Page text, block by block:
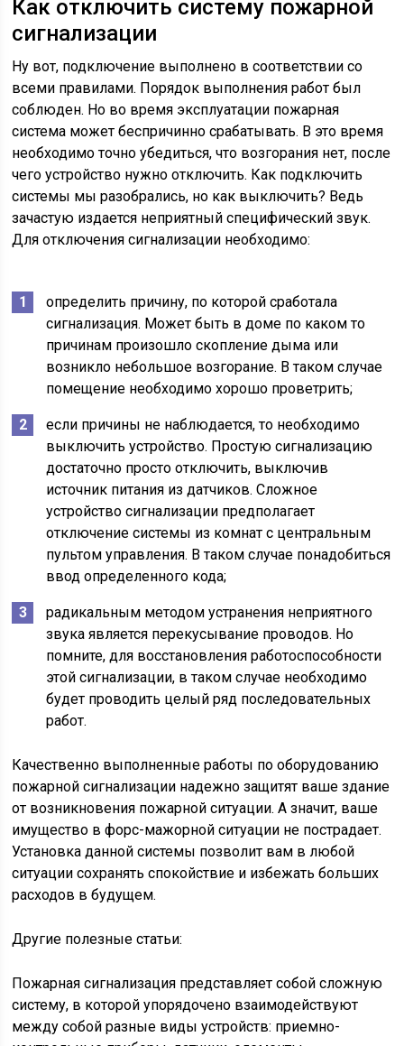
Как отключить систему пожарной
сигнализации
Ну вот, подключение выполнено в соответствии со
всеми правилами. Порядок выполнения работ был
соблюден. Но во время эксплуатации пожарная
система может беспричинно срабатывать. В это время
необходимо точно убедиться, что возгорания нет, после
чего устройство нужно отключить. Как подключить
системы мы разобрались, но как выключить? Ведь
зачастую издается неприятный специфический звук.
Для отключения сигнализации необходимо:
определить причину, по которой сработала
сигнализация. Может быть в доме по каком то
причинам произошло скопление дыма или
возникло небольшое возгорание. В таком случае
помещение необходимо хорошо проветрить;
если причины не наблюдается, то необходимо
выключить устройство. Простую сигнализацию
достаточно просто отключить, выключив
источник питания из датчиков. Сложное
устройство сигнализации предполагает
отключение системы из комнат с центральным
пультом управления. В таком случае понадобиться
ввод определенного кода;
радикальным методом устранения неприятного
звука является перекусывание проводов. Но
помните, для восстановления работоспособности
этой сигнализации, в таком случае необходимо
будет проводить целый ряд последовательных
работ.
Качественно выполненные работы по оборудованию
пожарной сигнализации надежно защитят ваше здание
от возникновения пожарной ситуации. А значит, ваше
имущество в форс-мажорной ситуации не пострадает.
Установка данной системы позволит вам в любой
ситуации сохранять спокойствие и избежать больших
расходов в будущем.
Другие полезные статьи:
Пожарная сигнализация представляет собой сложную
систему, в которой упорядочено взаимодействуют
между собой разные виды устройств: приемно-